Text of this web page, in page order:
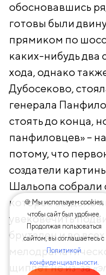
обосновавшись
готовы были
прямиком по
каких-нибудь два
хода, однако
Дубосеково,
генерала
стоять до конца,
панфиловцев» –
потому, что
создатели
Шальопа собрали
которое создано
увековечить
брутален и во
щиплет не из-за
🍪 Мы используем cookies,
чтобы сайт был удобнее.
Продолжая пользоваться
сайтом, вы соглашаетесь с
Политикой
конфиденциальности.